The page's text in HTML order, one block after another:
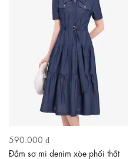
590.000 ₫
Đầm sơ mi denim xòe phối thắt